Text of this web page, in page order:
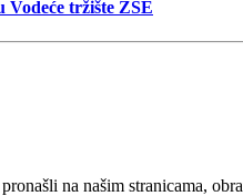
Vodeće tržište ZSE
na našim stranicama,